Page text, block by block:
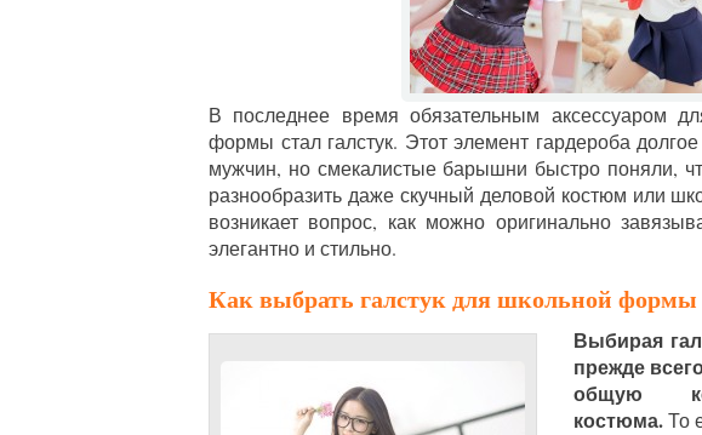
В последнее время обязательным аксессуаром
формы стал галстук. Этот элемент гардероба
мужчин, но смекалистые барышни быстро поняли,
разнообразить даже скучный деловой костюм или
возникает вопрос, как можно оригинально
элегантно и стильно.
Как выбрать галстук для школьной формы
Выбирая
прежде
общую
костюма.То